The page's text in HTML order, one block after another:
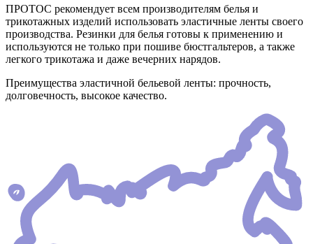
ПРОТОС рекомендует всем производителям белья и
трикотажных изделий использовать эластичные ленты своего
производства. Резинки для белья готовы к применению и
используются не только при пошиве бюстгальтеров, а также
легкого трикотажа и даже вечерних нарядов.
Преимущества эластичной бельевой ленты: прочность,
долговечность, высокое качество.